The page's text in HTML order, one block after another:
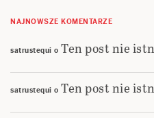
NAJNOWSZE KOMENTARZE
satrustequi o Ten post nie
satrustequi o Ten post nie